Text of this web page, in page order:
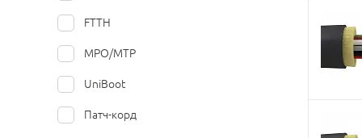
FTTH
MPO/MTP
UniBoot
Патч-корд